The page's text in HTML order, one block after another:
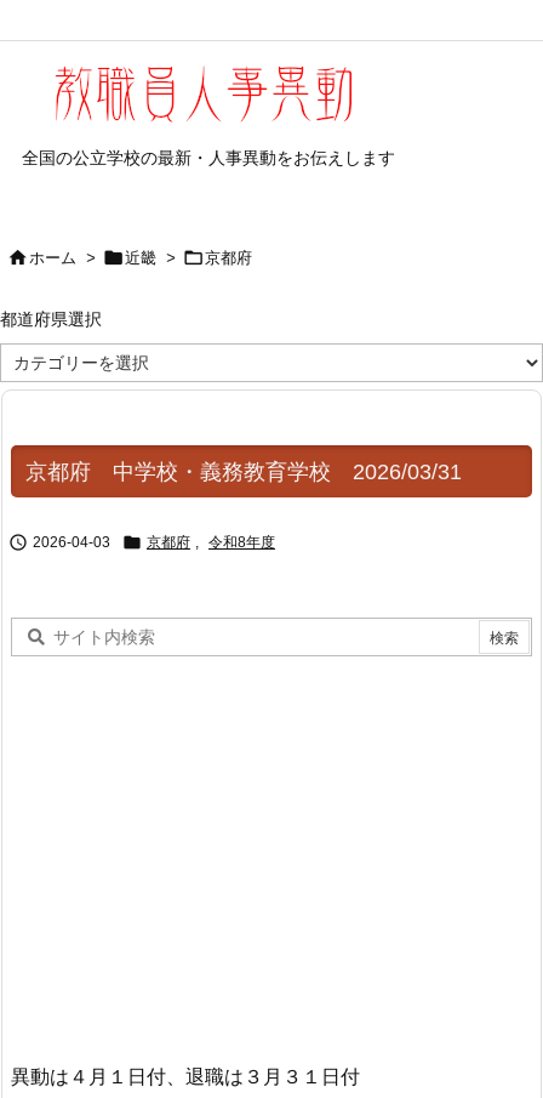
全国の公立学校の最新・人事異動をお伝えします
ホーム > 近畿 > 京都府
都道府県選択
道
府
選
京都府 中学校・義務教育学校 2026/03/31
 2026-04-03  京都府 , 令和8年度
異動は４月１日付、退職は３月３１日付